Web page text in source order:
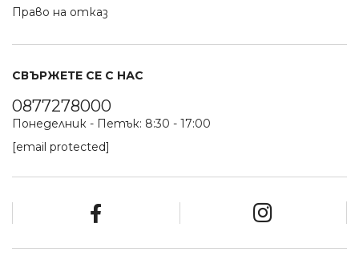
Право на отказ
СВЪРЖЕТЕ СЕ С НАС
0877278000
Понеделник - Петък: 8:30 - 17:00
[email protected]